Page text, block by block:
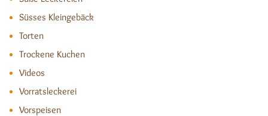
Süsses Kleingebäck
Torten
Trockene Kuchen
Videos
Vorratsleckerei
Vorspeisen